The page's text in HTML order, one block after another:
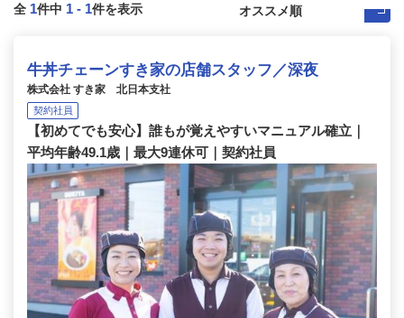
全 1件中 1 - 1件を表示
牛丼チェーンすき家の店舗スタッフ／深夜
株式会社 すき家 北日本支社
契約社員
【初めてでも安心】誰もが覚えやすいマニュアル確立｜
平均年齢49.1歳｜最大9連休可｜契約社員